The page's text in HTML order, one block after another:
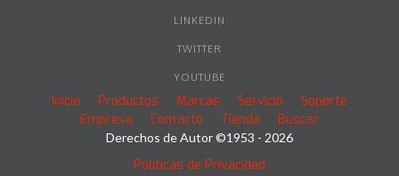
LINKEDIN
TWITTER
YOUTUBE
Inicio Productos Marcas Servicio
Soporte
Empresa
Contacto Tienda Buscar
Derechos de Autor ©1953 - 2026
Políticas de Privacidad